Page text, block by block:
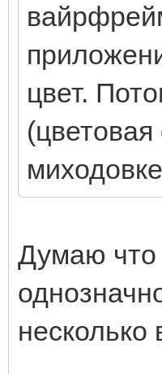
цвет.
Думаю что
несколько